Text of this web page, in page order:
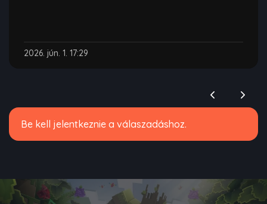
2026. jún. 1. 17:29
Be kell jelentkeznie a válaszadáshoz.